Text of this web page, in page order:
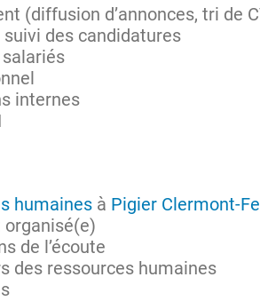
(diffusion d’annonces, tri de
des candidatures
internes
humaines à Pigier Clermont-
de l’écoute
des ressources humaines